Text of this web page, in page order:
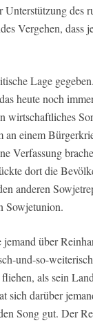
des
Vergehen, dass
Lage
heute noch
wirtschaftliches
an einem
Verfassung
dort die
anderen
Sowjetunion.
über
und-so-
als sein
sich darüber
Song gut. Der